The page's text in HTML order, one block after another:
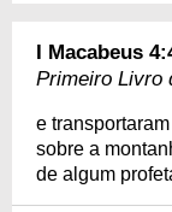
I Macabeus
Primeiro Livro
e
sobre a
de algum